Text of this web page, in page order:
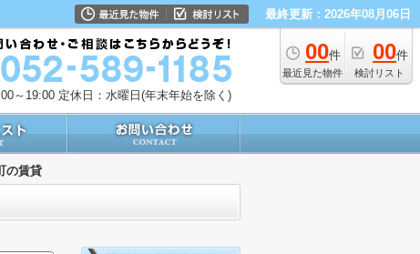
最終更新：2026年08月06日
00件
最近見た物件
00件
検討リスト
～19:00 定休日：水曜日(年末年始を除く)
の賃貸